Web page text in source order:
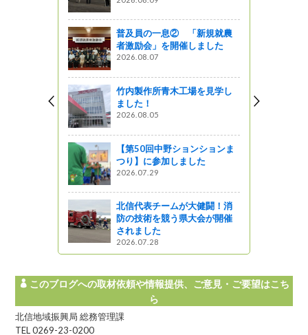
普及員の一息② 「新規就農
者激励会」を開催しました
2026.08.07
竹内製作所青木工場を見学し
ました！
2026.08.05
【第50回中野ションションま
つり】に参加しました
2026.07.29
北信代表チームが大健闘！消
防の技術を競う県大会が開催
されました
2026.07.28
このブログへの取材依頼や情報提供、ご意見・ご要望はこち
ら
北信地域振興局 総務管理課
TEL 0269-23-0200